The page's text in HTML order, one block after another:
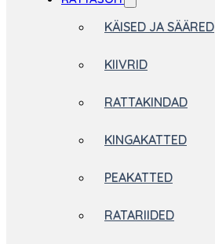
KÄISED JA SÄÄRED
KIIVRID
RATTAKINDAD
KINGAKATTED
PEAKATTED
RATARIIDED